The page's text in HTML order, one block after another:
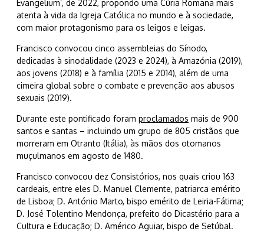
Evangelium’, de 2022, propondo uma Cúria Romana mais
atenta à vida da Igreja Católica no mundo e à sociedade,
com maior protagonismo para os leigos e leigas.
Francisco convocou cinco assembleias do Sínodo,
dedicadas à sinodalidade (2023 e 2024), à Amazónia (2019),
aos jovens (2018) e à família (2015 e 2014), além de uma
cimeira global sobre o combate e prevenção aos abusos
sexuais (2019).
Durante este pontificado foram proclamados mais de 900
santos e santas – incluindo um grupo de 805 cristãos que
morreram em Otranto (Itália), às mãos dos otomanos
muçulmanos em agosto de 1480.
Francisco convocou dez Consistórios, nos quais criou 163
cardeais, entre eles D. Manuel Clemente, patriarca emérito
de Lisboa; D. António Marto, bispo emérito de Leiria-Fátima;
D. José Tolentino Mendonça, prefeito do Dicastério para a
Cultura e Educação; D. Américo Aguiar, bispo de Setúbal.